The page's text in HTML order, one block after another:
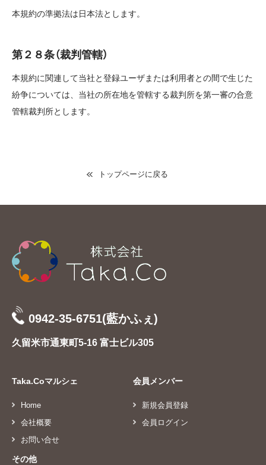
本規約の準拠法は日本法とします。
第２８条（裁判管轄）
本規約に関連して当社と登録ユーザまたは利用者との間で生じた
紛争については、当社の所在地を管轄する裁判所を第一審の合意
管轄裁判所とします。
トップページに戻る
0942-35-6751(藍かふぇ)
久留米市通東町5-16 富士ビル305
Taka.Coマルシェ
Home
会社概要
お問い合せ
会員メンバー
新規会員登録
会員ログイン
その他